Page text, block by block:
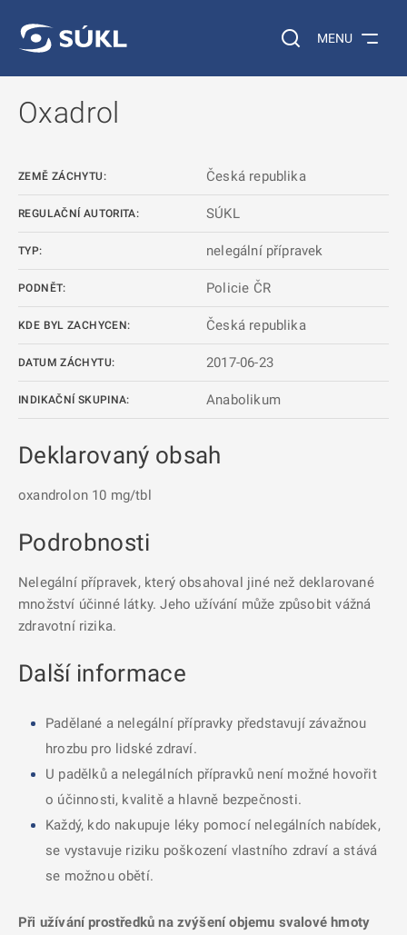
Vyhledávání na
MENU
Oxadrol
ZEMĚ ZÁCHYTU: Česká republika
REGULAČNÍ AUTORITA: SÚKL
TYP: nelegální přípravek
PODNĚT: Policie ČR
KDE BYL ZACHYCEN: Česká republika
DATUM ZÁCHYTU: 2017-06-23
INDIKAČNÍ SKUPINA: Anabolikum
Deklarovaný obsah
oxandrolon 10 mg/tbl
Podrobnosti
Nelegální přípravek, který obsahoval jiné než deklarované
množství účinné látky. Jeho užívání může způsobit vážná
zdravotní rizika.
Další informace
Padělané a nelegální přípravky představují závažnou
hrozbu pro lidské zdraví.
U padělků a nelegálních přípravků není možné hovořit
o účinnosti, kvalitě a hlavně bezpečnosti.
Každý, kdo nakupuje léky pomocí nelegálních nabídek,
se vystavuje riziku poškození vlastního zdraví a stává
se možnou obětí.
Při užívání prostředků na zvýšení objemu svalové hmoty